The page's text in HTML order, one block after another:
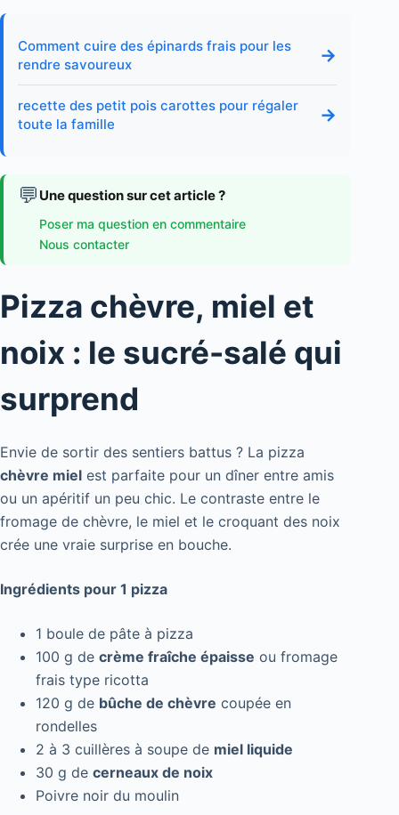
Comment cuire des épinards frais pour les
rendre savoureux
→
recette des petit pois carottes pour régaler
toute la famille
→
💬 Une question sur cet article ?
Poser ma question en commentaire
Nous contacter
Pizza chèvre, miel et
noix : le sucré-salé qui
surprend
Envie de sortir des sentiers battus ? La pizza
chèvre miel est parfaite pour un dîner entre amis
ou un apéritif un peu chic. Le contraste entre le
fromage de chèvre, le miel et le croquant des noix
crée une vraie surprise en bouche.
Ingrédients pour 1 pizza
1 boule de pâte à pizza
100 g de crème fraîche épaisse ou fromage
frais type ricotta
120 g de bûche de chèvre coupée en
rondelles
2 à 3 cuillères à soupe de miel liquide
30 g de cerneaux de noix
Poivre noir du moulin